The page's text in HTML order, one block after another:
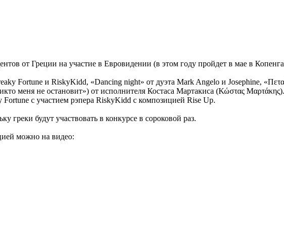
от Греции на участие в Евровидении (в этом году пройдет в мае в
Fortune и RiskyKidd, «Dancing night» от дуэта Mark Angelo и Josephine,
меня не остановит») от исполнителя Костаса Мартакиса (Κώστας
с участием рэпера RiskyKidd с композицией Rise Up.
греки будут участвовать в конкурсе в сороковой раз.
можно на видео: